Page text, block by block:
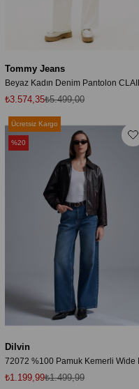
Tommy Jeans
₺3.574,35₺5.499,00
Dilvin
₺1.199,99₺1.499,99
Ücretsiz Kargo
%20